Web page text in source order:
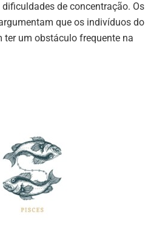
de concentração. Os
que os indivíduos do
ter um obstáculo frequente na